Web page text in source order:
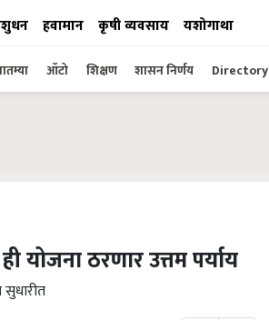
हवामान कृषी व्यवसाय यशोगाथा
ऑटो शिक्षण शासन निर्णय Directory
योजना ठरणार उत्तम पर्याय
सुधारीत